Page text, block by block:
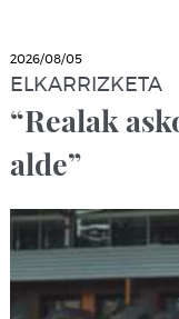
2026/08/05
ELKARRIZKETA
“Realak
alde”